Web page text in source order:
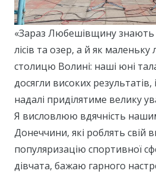
«Зараз Любешівщину знають
лісів та озер, а й як маленьку
столицю Волині: наші юні
досягли високих результатів,
надалі приділятиме велику
Я висловлюю вдячність
Донеччини, які роблять свій
популяризацію спортивної
дівчата, бажаю гарного